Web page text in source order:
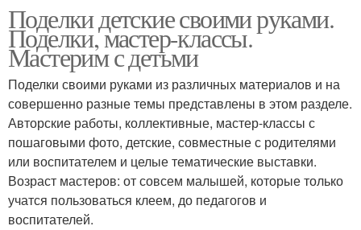
Поделки детские своими руками.
Поделки, мастер-классы.
Мастерим с детьми
Поделки своими руками из различных материалов и на
совершенно разные темы представлены в этом разделе.
Авторские работы, коллективные, мастер-классы с
пошаговыми фото, детские, совместные с родителями
или воспитателем и целые тематические выставки.
Возраст мастеров: от совсем малышей, которые только
учатся пользоваться клеем, до педагогов и
воспитателей.